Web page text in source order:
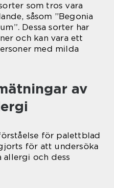
som tros vara
såsom ”Begonia
Dessa sorter har
och kan vara ett
med milda
av
för palettblad
för att undersöka
allergi och dess